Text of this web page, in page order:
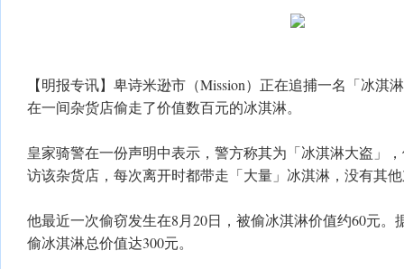
【明报专讯】卑诗米逊市（Mission）正在追捕一名「冰淇
在一间杂货店偷走了价值数百元的冰淇淋。
皇家骑警在一份声明中表示，警方称其为「冰淇淋大盗」
访该杂货店，每次离开时都带走「大量」冰淇淋，没有其
他最近一次偷窃发生在8月20日，被偷冰淇淋价值约60元。
偷冰淇淋总价值达300元。